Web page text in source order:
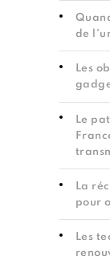
de
Les
Le
La
pour
Les